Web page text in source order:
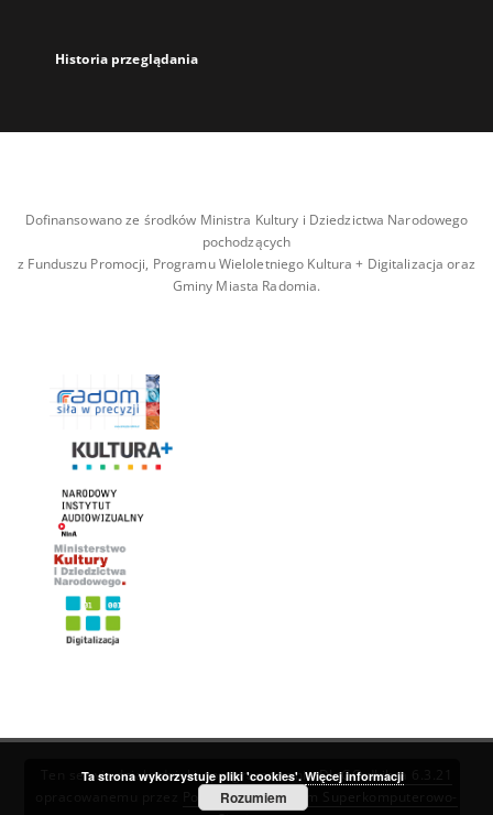
Historia przeglądania
Dofinansowano ze środków Ministra Kultury i Dziedzictwa Narodowego
pochodzących
z Funduszu Promocji, Programu Wieloletniego Kultura + Digitalizacja oraz
Gminy Miasta Radomia.
Ten serwis działa dzięki oprogramowaniuDInGO dLibra 6.3.21
Poznańskie Centrum Superkomputerowo-
Ta strona wykorzystuje pliki 'cookies'. Więcej informacji
Rozumiem